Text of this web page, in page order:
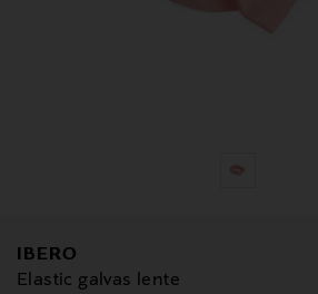
IBERO
Elastic galvas lente